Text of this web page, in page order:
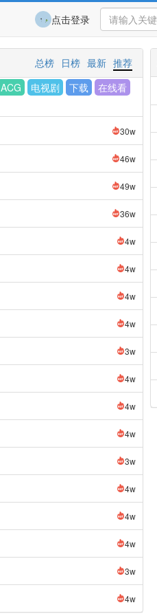
点击登录
推荐
最新
日榜
总榜
ACG 电视剧 下载
在线看
30w
46w
49w
36w
4w
4w
4w
4w
3w
4w
4w
4w
3w
4w
4w
4w
3w
4w